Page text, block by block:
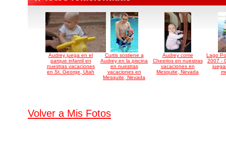
Audrey juega en el
parque infantil en
nuestras vacaciones
en St. George, Utah
Curtis sostiene a
Audrey en la piscina
en nuestras
vacaciones en
Mesquite, Nevada
Audrey come
Cheerios en nuestras
vacaciones en
Mesquite, Nevada
Lago
2007 -
Volver a Mis Fotos